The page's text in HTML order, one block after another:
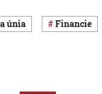
únia Financie